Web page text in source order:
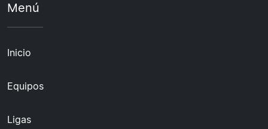
Menú
Inicio
Equipos
Ligas